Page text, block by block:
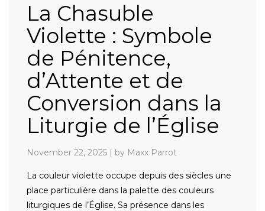
La Chasuble
Violette : Symbole
de Pénitence,
d’Attente et de
Conversion dans la
Liturgie de l’Église
November 22, 2025 | by Maxx Parrot
La couleur violette occupe depuis des siècles une
place particulière dans la palette des couleurs
liturgiques de l’Église. Sa présence dans les